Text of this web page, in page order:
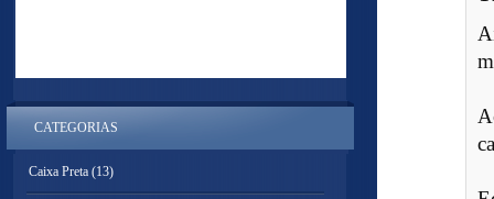
CATEGORIAS
Caixa Preta (13)